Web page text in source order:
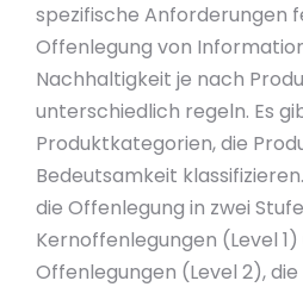
spezifische Anforderungen
Offenlegung von
Nachhaltigkeit je nach
unterschiedlich regeln. Es
Produktkategorien, die
Bedeutsamkeit
die Offenlegung in zwei
Kernoffenlegungen (Level
Offenlegungen (Level 2),